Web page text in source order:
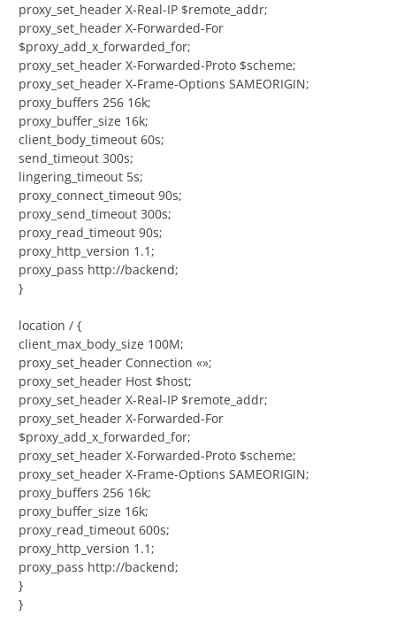
proxy_set_header X-Real-IP $remote_addr;
proxy_set_header X-Forwarded-For
$proxy_add_x_forwarded_for;
proxy_set_header X-Forwarded-Proto $scheme;
proxy_set_header X-Frame-Options SAMEORIGIN;
proxy_buffers 256 16k;
proxy_buffer_size 16k;
client_body_timeout 60s;
send_timeout 300s;
lingering_timeout 5s;
proxy_connect_timeout 90s;
proxy_send_timeout 300s;
proxy_read_timeout 90s;
proxy_http_version 1.1;
proxy_pass http://backend;
}
location / {
client_max_body_size 100M;
proxy_set_header Connection «»;
proxy_set_header Host $host;
proxy_set_header X-Real-IP $remote_addr;
proxy_set_header X-Forwarded-For
$proxy_add_x_forwarded_for;
proxy_set_header X-Forwarded-Proto $scheme;
proxy_set_header X-Frame-Options SAMEORIGIN;
proxy_buffers 256 16k;
proxy_buffer_size 16k;
proxy_read_timeout 600s;
proxy_http_version 1.1;
proxy_pass http://backend;
}
}